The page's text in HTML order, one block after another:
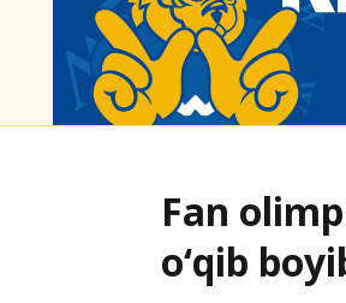
Fan
o‘qib